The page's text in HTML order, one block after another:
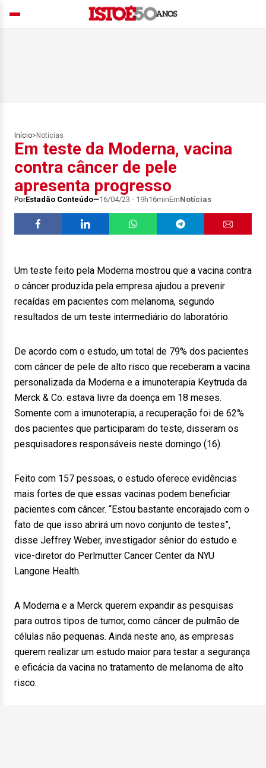
Início> Notícias
Em teste da Moderna, vacina
contra câncer de pele
apresenta progresso
PorEstadão Conteúdo 16/04/23 - 19h16minEmNotícias
Um teste feito pela Moderna mostrou que a vacina contra
o câncer produzida pela empresa ajudou a prevenir
recaídas em pacientes com melanoma, segundo
resultados de um teste intermediário do laboratório.
De acordo com o estudo, um total de 79% dos pacientes
com câncer de pele de alto risco que receberam a vacina
personalizada da Moderna e a imunoterapia Keytruda da
Merck & Co. estava livre da doença em 18 meses.
Somente com a imunoterapia, a recuperação foi de 62%
dos pacientes que participaram do teste, disseram os
pesquisadores responsáveis neste domingo (16).
Feito com 157 pessoas, o estudo oferece evidências
mais fortes de que essas vacinas podem beneficiar
pacientes com câncer. “Estou bastante encorajado com o
fato de que isso abrirá um novo conjunto de testes”,
disse Jeffrey Weber, investigador sênior do estudo e
vice-diretor do Perlmutter Cancer Center da NYU
Langone Health.
A Moderna e a Merck querem expandir as pesquisas
para outros tipos de tumor, como câncer de pulmão de
células não pequenas. Ainda neste ano, as empresas
querem realizar um estudo maior para testar a segurança
e eficácia da vacina no tratamento de melanoma de alto
risco.